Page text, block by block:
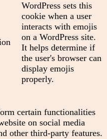
WordPress sets this
cookie when a user
interacts with emojis
on a WordPress site.
It helps determine if
the user's browser can
display emojis
properly.
certain functionalities
on social media
other third-party features.